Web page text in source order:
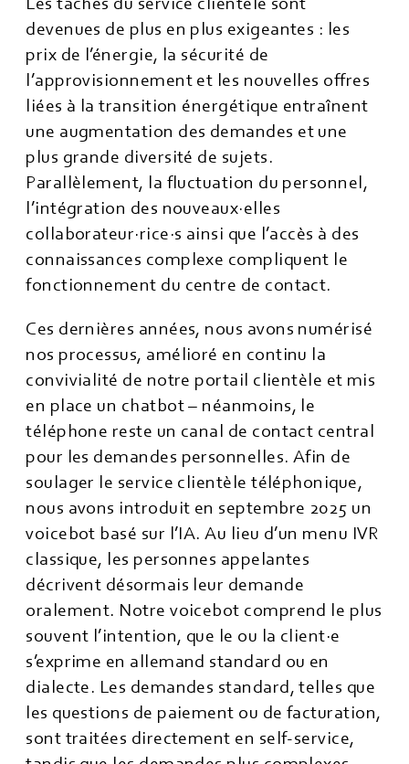
devenues de plus en plus exigeantes : les
prix de l’énergie, la sécurité de
l’approvisionnement et les nouvelles offres
liées à la transition énergétique entraînent
une augmentation des demandes et une
plus grande diversité de sujets.
Parallèlement, la fluctuation du personnel,
l’intégration des nouveaux·elles
collaborateur·rice·s ainsi que l’accès à des
connaissances complexe compliquent le
fonctionnement du centre de contact.
Ces dernières années, nous avons numérisé
nos processus, amélioré en continu la
convivialité de notre portail clientèle et mis
en place un chatbot – néanmoins, le
téléphone reste un canal de contact central
pour les demandes personnelles. Afin de
soulager le service clientèle téléphonique,
nous avons introduit en septembre 2025 un
voicebot basé sur l’IA. Au lieu d’un menu IVR
classique, les personnes appelantes
décrivent désormais leur demande
oralement. Notre voicebot comprend le plus
souvent l’intention, que le ou la client·e
s’exprime en allemand standard ou en
dialecte. Les demandes standard, telles que
les questions de paiement ou de facturation,
sont traitées directement en self-service,